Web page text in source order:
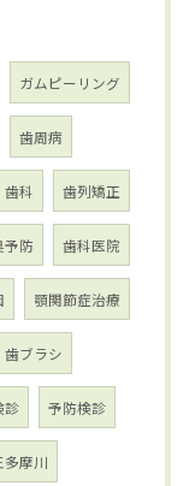
ガムピーリング
歯周病
歯科 歯列矯正
予防 歯科医院
顎関節症治療
歯ブラシ
診 予防検診
多摩川